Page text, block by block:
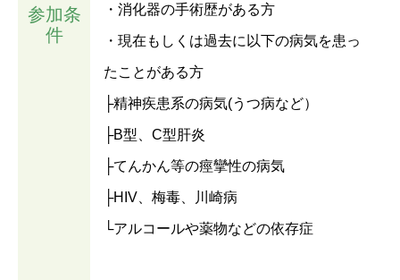
参加条
件
・消化器の手術歴がある方
・現在もしくは過去に以下の病気を患っ
たことがある方
├精神疾患系の病気(うつ病など）
├B型、C型肝炎
├てんかん等の痙攣性の病気
├HIV、梅毒、川崎病
└アルコールや薬物などの依存症